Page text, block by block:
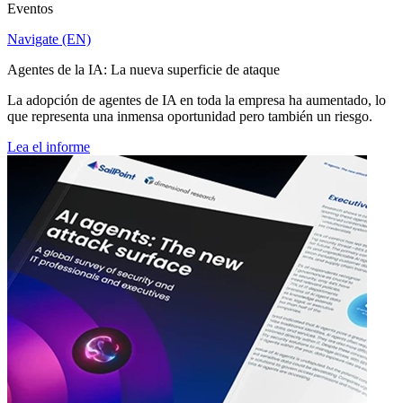
Eventos
Navigate (EN)
Agentes de la IA: La nueva superficie de ataque
La adopción de agentes de IA en toda la empresa ha aumentado, lo
que representa una inmensa oportunidad pero también un riesgo.
Lea el informe